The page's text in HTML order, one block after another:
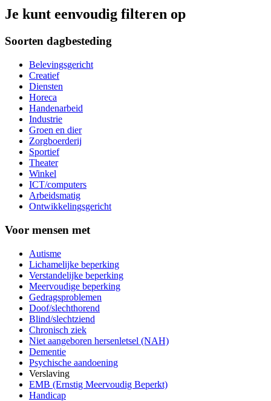
Je kunt eenvoudig filteren op
Soorten dagbesteding
Belevingsgericht
Creatief
Diensten
Horeca
Handenarbeid
Industrie
Groen en dier
Zorgboerderij
Sportief
Theater
Winkel
ICT/computers
Arbeidsmatig
Ontwikkelingsgericht
Voor mensen met
Autisme
Lichamelijke beperking
Verstandelijke beperking
Meervoudige beperking
Gedragsproblemen
Doof/slechthorend
Blind/slechtziend
Chronisch ziek
Niet aangeboren hersenletsel (NAH)
Dementie
Psychische aandoening
Verslaving
EMB (Ernstig Meervoudig Beperkt)
Handicap